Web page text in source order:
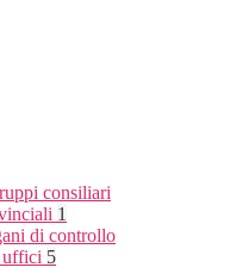
consiliari
1
di controllo
uffici 5